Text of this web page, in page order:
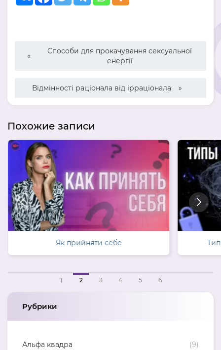
Способи для прокачування сексуальної
енергії
Відмінності раціонала від ірраціонала
Похожие записи
Як прийняти себе
1 2 3 4 5 6
Рубрики
Альфа квадра (9)